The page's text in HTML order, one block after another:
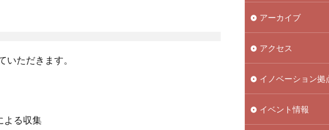
ただきます。
よる収集
アーカイブ
アクセス
イノベーション拠
イベント情報